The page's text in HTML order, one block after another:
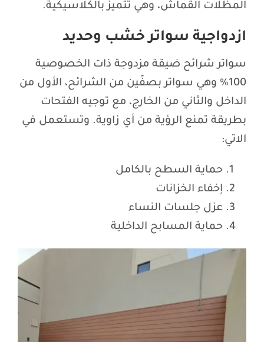
المظلات القماش، وهي تتميز بالكلاسيكية.
ازدواجية سواتر خشب وحديد
سواتر شرائح ضيقة مزدوجة ذات الخصوصية
100% وهي سواتر بصفّين من الشرائح، الأول من
الداخل والثاني من الخارج، مع توجيه الفتحات
بطريقة تمنع الرؤية من أي زاوية. وتستعمل في
الاتي:
حماية السطح بالكامل
إخفاء الخزانات
عزل جلسات النساء
حماية المسابح الداخلية